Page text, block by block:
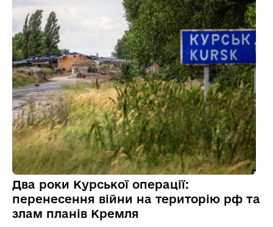
Два роки Курської операції:
перенесення війни на територію рф та
злам планів Кремля